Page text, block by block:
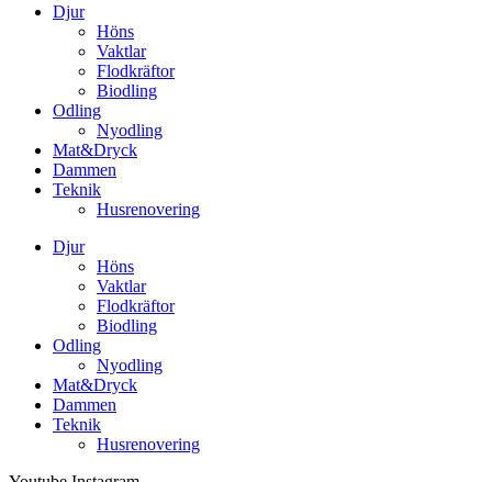
Djur
Höns
Vaktlar
Flodkräftor
Biodling
Odling
Nyodling
Mat&Dryck
Dammen
Teknik
Husrenovering
Djur
Höns
Vaktlar
Flodkräftor
Biodling
Odling
Nyodling
Mat&Dryck
Dammen
Teknik
Husrenovering